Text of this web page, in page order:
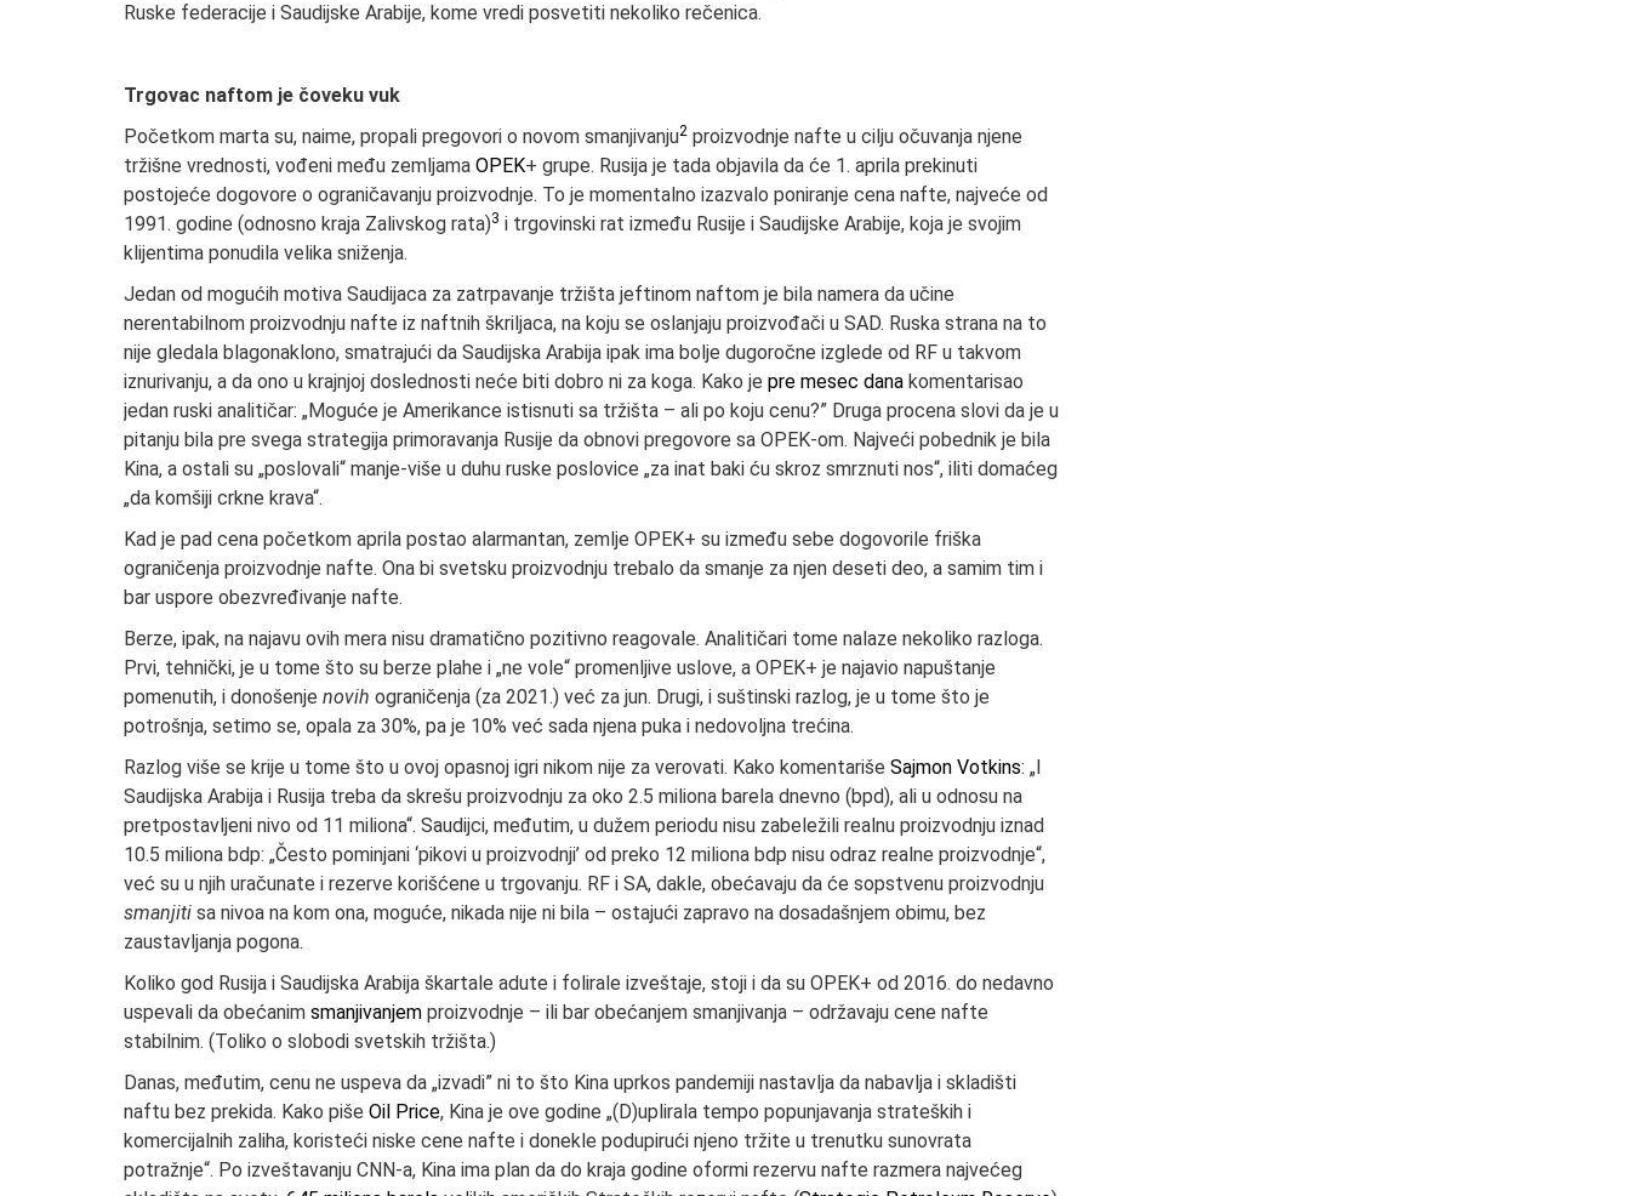
Ruske federacije i Saudijske Arabije, kome vredi posvetiti nekoliko rečenica.
Trgovac naftom je čoveku vuk
Početkom marta su, naime, propali pregovori o novom smanjivanju2 proizvodnje nafte u cilju očuvanja njene
tržišne vrednosti, vođeni među zemljama OPEK+ grupe. Rusija je tada objavila da će 1. aprila prekinuti
postojeće dogovore o ograničavanju proizvodnje. To je momentalno izazvalo poniranje cena nafte, najveće od
1991. godine (odnosno kraja Zalivskog rata)3 i trgovinski rat između Rusije i Saudijske Arabije, koja je svojim
klijentima ponudila velika sniženja.
Jedan od mogućih motiva Saudijaca za zatrpavanje tržišta jeftinom naftom je bila namera da učine
nerentabilnom proizvodnju nafte iz naftnih škriljaca, na koju se oslanjaju proizvođači u SAD. Ruska strana na to
nije gledala blagonaklono, smatrajući da Saudijska Arabija ipak ima bolje dugoročne izglede od RF u takvom
iznurivanju, a da ono u krajnjoj doslednosti neće biti dobro ni za koga. Kako je pre mesec dana komentarisao
jedan ruski analitičar: „Moguće je Amerikance istisnuti sa tržišta – ali po koju cenu?” Druga procena slovi da je u
pitanju bila pre svega strategija primoravanja Rusije da obnovi pregovore sa OPEK-om. Najveći pobednik je bila
Kina, a ostali su „poslovali“ manje-više u duhu ruske poslovice „za inat baki ću skroz smrznuti nos“, iliti domaćeg
„da komšiji crkne krava“.
Kad je pad cena početkom aprila postao alarmantan, zemlje OPEK+ su između sebe dogovorile friška
ograničenja proizvodnje nafte. Ona bi svetsku proizvodnju trebalo da smanje za njen deseti deo, a samim tim i
bar uspore obezvređivanje nafte.
Berze, ipak, na najavu ovih mera nisu dramatično pozitivno reagovale. Analitičari tome nalaze nekoliko razloga.
Prvi, tehnički, je u tome što su berze plahe i „ne vole“ promenljive uslove, a OPEK+ je najavio napuštanje
pomenutih, i donošenje novih ograničenja (za 2021.) već za jun. Drugi, i suštinski razlog, je u tome što je
potrošnja, setimo se, opala za 30%, pa je 10% već sada njena puka i nedovoljna trećina.
Razlog više se krije u tome što u ovoj opasnoj igri nikom nije za verovati. Kako komentariše Sajmon Votkins: „I
Saudijska Arabija i Rusija treba da skrešu proizvodnju za oko 2.5 miliona barela dnevno (bpd), ali u odnosu na
pretpostavljeni nivo od 11 miliona“. Saudijci, međutim, u dužem periodu nisu zabeležili realnu proizvodnju iznad
10.5 miliona bdp: „Često pominjani ‘pikovi u proizvodnji’ od preko 12 miliona bdp nisu odraz realne proizvodnje“,
već su u njih uračunate i rezerve korišćene u trgovanju. RF i SA, dakle, obećavaju da će sopstvenu proizvodnju
smanjiti sa nivoa na kom ona, moguće, nikada nije ni bila – ostajući zapravo na dosadašnjem obimu, bez
zaustavljanja pogona.
Koliko god Rusija i Saudijska Arabija škartale adute i folirale izveštaje, stoji i da su OPEK+ od 2016. do nedavno
uspevali da obećanim smanjivanjem proizvodnje – ili bar obećanjem smanjivanja – održavaju cene nafte
stabilnim. (Toliko o slobodi svetskih tržišta.)
Danas, međutim, cenu ne uspeva da „izvadi” ni to što Kina uprkos pandemiji nastavlja da nabavlja i skladišti
naftu bez prekida. Kako piše Oil Price, Kina je ove godine „(D)uplirala tempo popunjavanja strateških i
komercijalnih zaliha, koristeći niske cene nafte i donekle podupirući njeno tržite u trenutku sunovrata
potražnje“. Po izveštavanju CNN-a, Kina ima plan da do kraja godine oformi rezervu nafte razmera najvećeg